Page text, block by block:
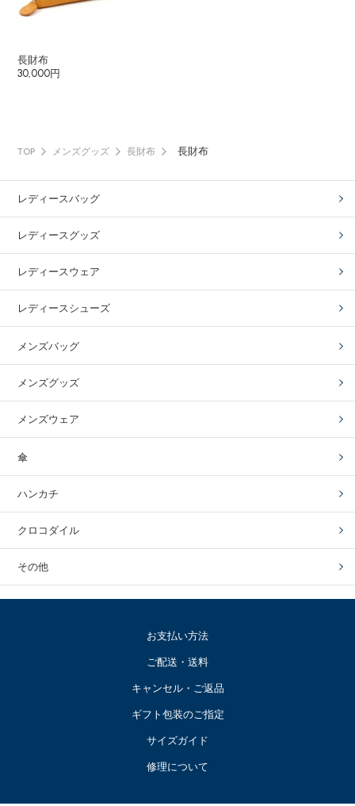
長財布
30,000円
TOP メンズグッズ 長財布 長財布
レディースバッグ
レディースグッズ
レディースウェア
レディースシューズ
メンズバッグ
メンズグッズ
メンズウェア
傘
ハンカチ
クロコダイル
その他
お支払い方法
ご配送・送料
キャンセル・ご返品
ギフト包装のご指定
サイズガイド
修理について